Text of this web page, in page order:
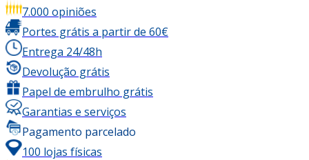
7.000 opiniões
Portes grátis a partir de 60€
Entrega 24/48h
Devolução grátis
Papel de embrulho grátis
Garantias e serviços
Pagamento parcelado
100 lojas físicas